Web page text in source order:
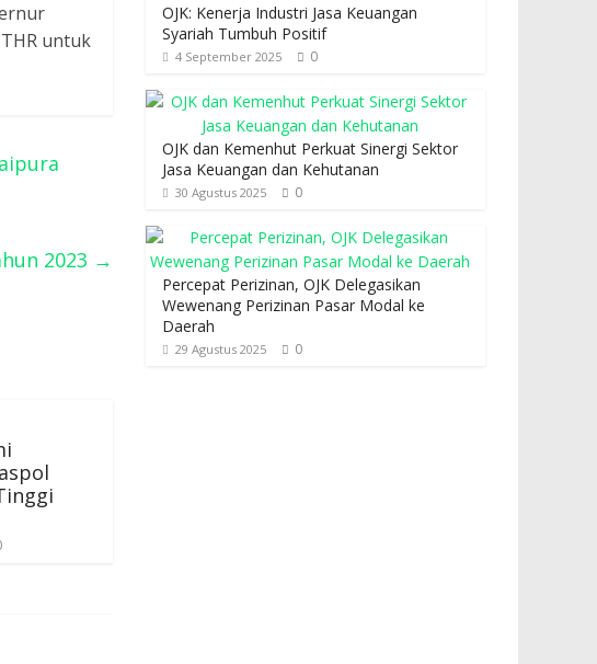
untuk
2023 →
OJK: Kenerja Industri Jasa Keuangan
Syariah Tumbuh Positif
4 September 2025 0
OJK dan Kemenhut Perkuat Sinergi Sektor
Jasa Keuangan dan Kehutanan
30 Agustus 2025 0
Percepat Perizinan, OJK Delegasikan
Wewenang Perizinan Pasar Modal ke
Daerah
29 Agustus 2025 0